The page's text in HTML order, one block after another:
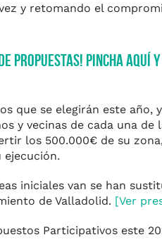
y retomando el
propuestas! Pincha aquí
que se elegirán este
y vecinas de cada una
los 500.000€ de su
ejecución.
iniciales van se han
de Valladolid. [Ver
Participativos este